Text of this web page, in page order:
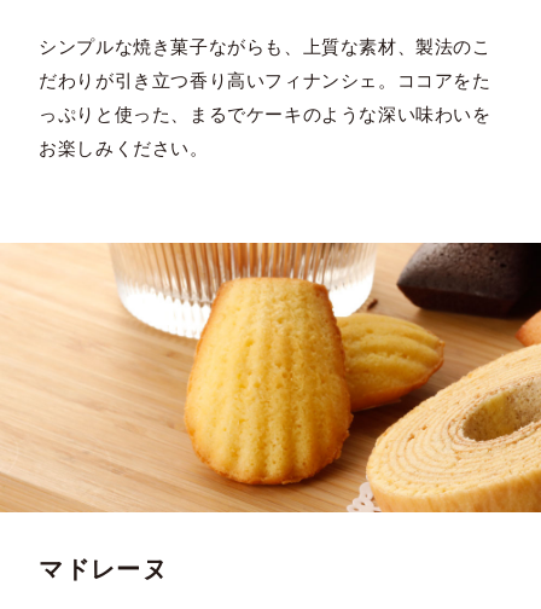
シンプルな焼き菓子ながらも、上質な素材、製法のこ
だわりが引き立つ香り高いフィナンシェ。ココアをた
っぷりと使った、まるでケーキのような深い味わいを
お楽しみください。
マドレーヌ